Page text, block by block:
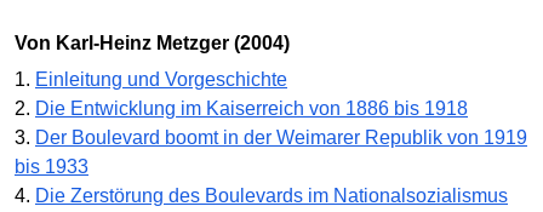
von Karl-Heinz Metzger (2004)
1. Einleitung und Vorgeschichte
2. Die Entwicklung im Kaiserreich von 1886 bis 1918
3. Der Boulevard boomt in der Weimarer Republik von 1919
bis 1933
4. Die Zerstörung des Boulevards im Nationalsozialismus